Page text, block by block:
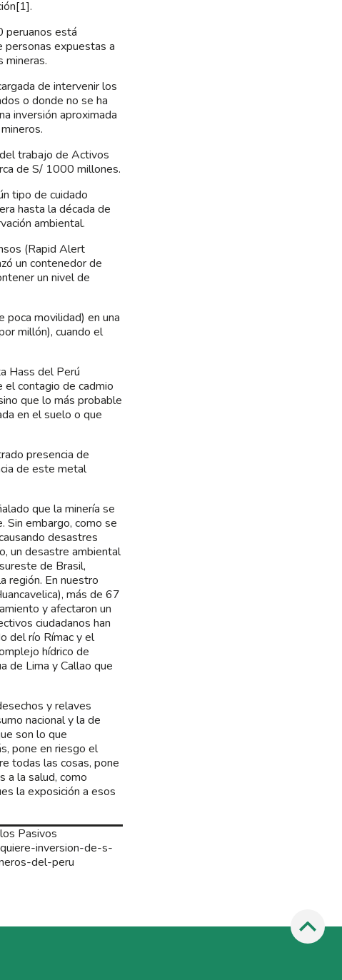
peruanos está
expuestas a
mineras.
de intervenir los
o donde no se ha
inversión aproximada
trabajo de Activos
de S/ 1000 millones.
tipo de cuidado
hasta la década de
ambiental.
(Rapid Alert
un contenedor de
un nivel de
poca movilidad) en una
millón), cuando el
Hass del Perú
el contagio de cadmio
que lo más probable
en el suelo o que
presencia de
de este metal
que la minería se
Sin embargo, como se
desastres
un desastre ambiental
de Brasil,
región. En nuestro
más de 67
y afectaron un
ciudadanos han
del río Rímac y el
hídrico de
de Lima y Callao que
y relaves
nacional y la de
son lo que
pone en riesgo el
todas las cosas, pone
a la salud, como
la exposición a esos
Pasivos
inversion-de-s-
del-peru